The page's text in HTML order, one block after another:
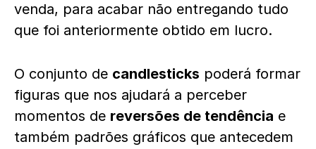
venda, para acabar não entregando tudo
que foi anteriormente obtido em lucro.
O conjunto de candlesticks poderá formar
figuras que nos ajudará a perceber
momentos de reversões de tendência e
também padrões gráficos que antecedem